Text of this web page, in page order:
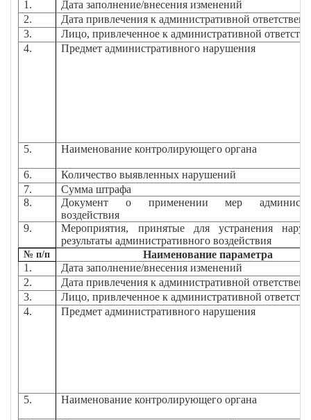
1.
Дата заполнение/внесения изменений
2.
Дата привлечения к административной
3.
Лицо, привлеченное к административной
4.
Предмет административного нарушения
5. Наименование контролирующего органа
6.
Количество выявленных нарушений
7.
Сумма штрафа
8.
Документ о применении мер
воздействия
9.
Мероприятия, принятые для устранения
результаты административного воздействия
№ п/п
Наименование параметра
1.
Дата заполнение/внесения изменений
2.
Дата привлечения к административной
3.
Лицо, привлеченное к административной
4.
Предмет административного нарушения
5. Наименование контролирующего органа